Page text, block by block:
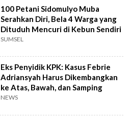
100 Petani Sidomulyo Muba
Serahkan Diri, Bela 4 Warga yang
Dituduh Mencuri di Kebun Sendiri
SUMSEL
Eks Penyidik KPK: Kasus Febrie
Adriansyah Harus Dikembangkan
ke Atas, Bawah, dan Samping
NEWS